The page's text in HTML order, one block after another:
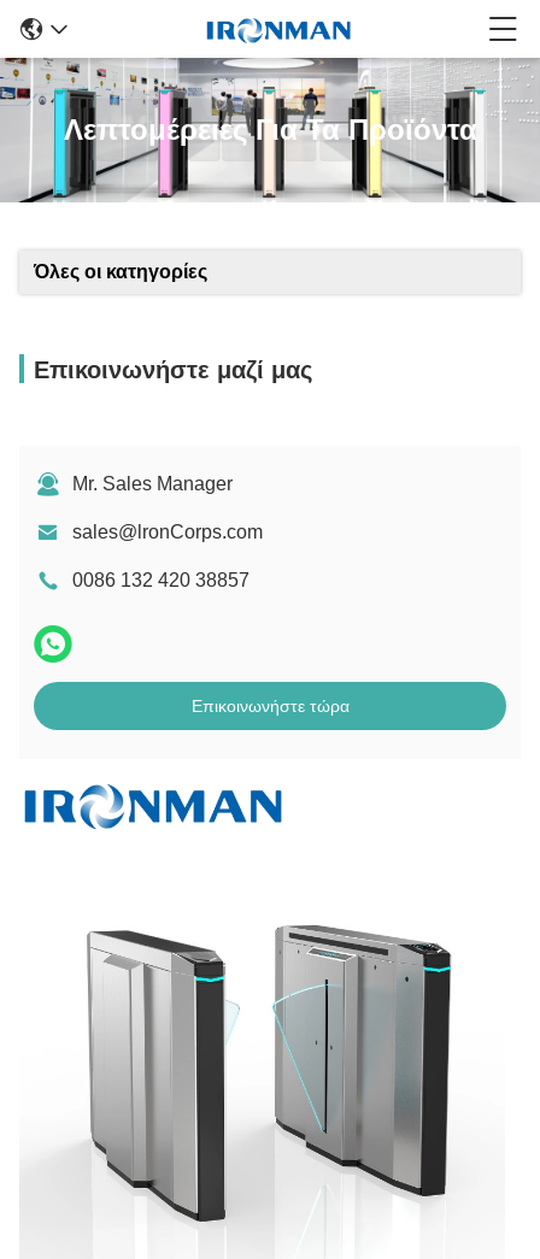
Λεπτομέρειες Για Τα Προϊόντα
Όλες οι κατηγορίες
Επικοινωνήστε μαζί μας
Mr. Sales Manager
sales@lronCorps.com
0086 132 420 38857
Επικοινωνήστε τώρα